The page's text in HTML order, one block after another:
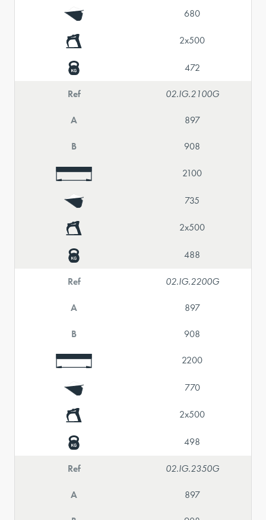
680
2x500
472
Ref 02.IG.2100G
A 897
B 908
2100
735
2x500
488
Ref 02.IG.2200G
A 897
B 908
2200
770
2x500
498
Ref 02.IG.2350G
A 897